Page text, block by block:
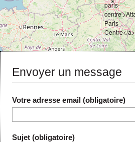
Envoyer un message
Votre adresse email (obligatoire)
Sujet (obligatoire)